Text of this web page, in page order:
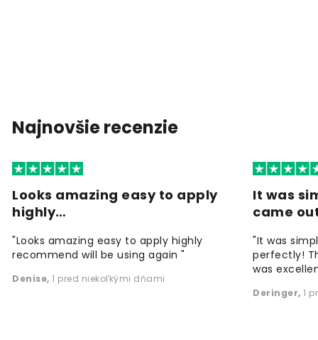
Najnovšie recenzie
Looks amazing easy to apply
highly…
"Looks amazing easy to apply highly
recommend will be using again "
Denise, 1 pred niekoľkými dňami
It was
came
"It was
perfectly!
was
Deringer, 1